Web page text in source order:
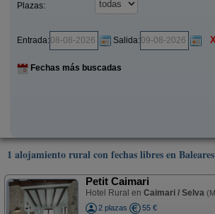
Plazas:
Entrada: Salida:
Fechas más buscadas
1 alojamiento rural con fechas libres en Baleares
Petit Caimari
Hotel Rural en Caimari / Selva
2 plazas
55 €